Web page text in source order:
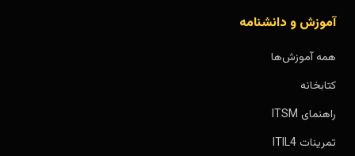
آموزش و دانشنامه
همه آموزش‌ها
کتابخانه
راهنمای ITSM
تمرینات ITIL4